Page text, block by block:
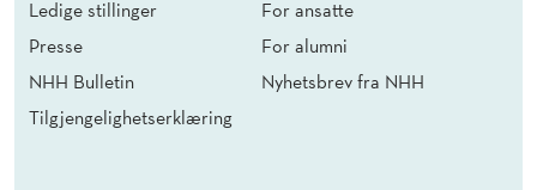
Ledige stillinger
Presse
NHH Bulletin
Tilgjengelighetserklæring
For ansatte
For alumni
Nyhetsbrev fra NHH